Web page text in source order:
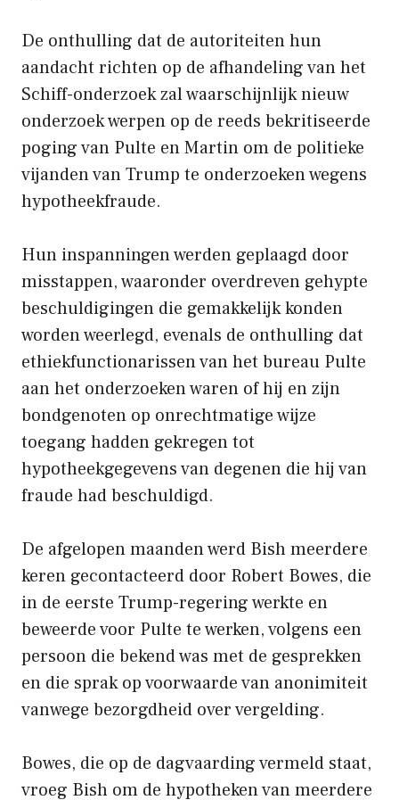
De onthulling dat de autoriteiten hun
aandacht richten op de afhandeling van het
Schiff-onderzoek zal waarschijnlijk nieuw
onderzoek werpen op de reeds bekritiseerde
poging van Pulte en Martin om de politieke
vijanden van Trump te onderzoeken wegens
hypotheekfraude.
Hun inspanningen werden geplaagd door
misstappen, waaronder overdreven gehypte
beschuldigingen die gemakkelijk konden
worden weerlegd, evenals de onthulling dat
ethiekfunctionarissen van het bureau Pulte
aan het onderzoeken waren of hij en zijn
bondgenoten op onrechtmatige wijze
toegang hadden gekregen tot
hypotheekgegevens van degenen die hij van
fraude had beschuldigd.
De afgelopen maanden werd Bish meerdere
keren gecontacteerd door Robert Bowes, die
in de eerste Trump-regering werkte en
beweerde voor Pulte te werken, volgens een
persoon die bekend was met de gesprekken
en die sprak op voorwaarde van anonimiteit
vanwege bezorgdheid over vergelding.
Bowes, die op de dagvaarding vermeld staat,
vroeg Bish om de hypotheken van meerdere